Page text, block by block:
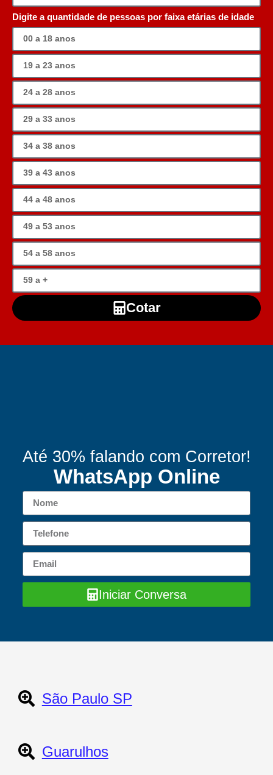
Digite a quantidade de pessoas por faixa etárias de idade
Cotar
Até 30% falando com Corretor!
WhatsApp Online
Iniciar Conversa
São Paulo SP
Guarulhos